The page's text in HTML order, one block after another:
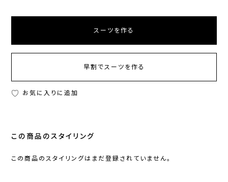
スーツを作る
早割でスーツを作る
お気に入りに追加
この商品のスタイリング
この商品のスタイリングはまだ登録されていません。